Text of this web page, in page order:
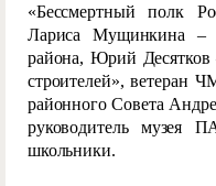
«Бессмертный полк
Лариса Мущинкина –
района, Юрий Десятков
строителей», ветеран
районного Совета
руководитель музея
школьники.